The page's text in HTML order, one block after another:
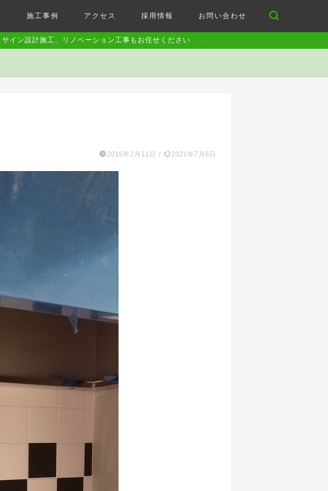
施工事例 アクセス 採用情報 お問い合わせ
イン設計施工、リノベーション工事もお任せください
2016年2月11日 / 2021年7月6日